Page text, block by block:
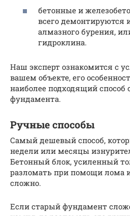
бетонные и
всего демонтируются
алмазного бурения,
гидроклина.
Наш эксперт ознакомится с
вашем объекте, его
наиболее подходящий способ
фундамента.
Ручные способы
Самый дешевый способ,
недели или месяцы
Бетонный блок, усиленный
разломать при помощи лома
сложно.
Если старый фундамент